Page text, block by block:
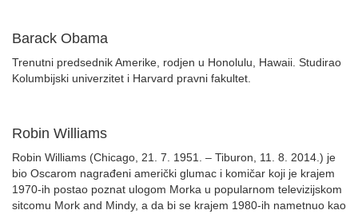
Barack Obama
Trenutni predsednik Amerike, rodjen u Honolulu, Hawaii. Studirao
Kolumbijski univerzitet i Harvard pravni fakultet.
Robin Williams
Robin Williams (Chicago, 21. 7. 1951. – Tiburon, 11. 8. 2014.) je
bio Oscarom nagrađeni američki glumac i komičar koji je krajem
1970-ih postao poznat ulogom Morka u popularnom televizijskom
sitcomu Mork and Mindy, a da bi se krajem 1980-ih nametnuo kao